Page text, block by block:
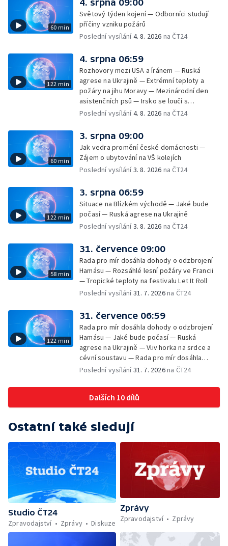
pitná voda — SP v orientačním běhu v Česku
— Horko a požáry sužují Evropu — Rybářský
příměstský tábor
60 min
4. srpna 09:00
Světový týden kojení — Odborníci studují
příčiny vzniku požárů
Poslední vysílání4. 8. 2026 na ČT24
122 min
4. srpna 06:59
Rozhovory mezi USA a Íránem — Ruská
agrese na Ukrajině — Extrémní teploty a
požáry na jihu Moravy — Mezinárodní den
asistenčních psů — Irsko se loučí s
hudebníkem Glenem Hansardem
Poslední vysílání4. 8. 2026 na ČT24
60 min
3. srpna 09:00
Jak vedra promění české domácnosti —
Zájem o ubytování na VŠ kolejích
Poslední vysílání3. 8. 2026 na ČT24
122 min
3. srpna 06:59
Situace na Blízkém východě — Jaké bude
počasí — Ruská agrese na Ukrajině
Poslední vysílání3. 8. 2026 na ČT24
58 min
31. července 09:00
Rada pro mír dosáhla dohody o odzbrojení
Hamásu — Rozsáhlé lesní požáry ve Francii
— Tropické teploty na festivalu Let It Roll
Poslední vysílání31. 7. 2026na ČT24
122 min
31. července 06:59
Rada pro mír dosáhla dohody o odzbrojení
Hamásu — Jaké bude počasí — Ruská
agrese na Ukrajině — Vliv horka na srdce a
cévní soustavu — Rada pro mír dosáhla
dohody o odzbrojení Hamásu — Dokument
začíná výplata superdávky — Tropické
teploty zatěžují i volně žijící zvířata
Poslední vysílání31. 7. 2026na ČT24
Dalších 10 dílů
Ostatní také sledují
Studio ČT24
Zpravodajství
Zprávy Diskuze
Zprávy
Zpravodajství
Zprávy